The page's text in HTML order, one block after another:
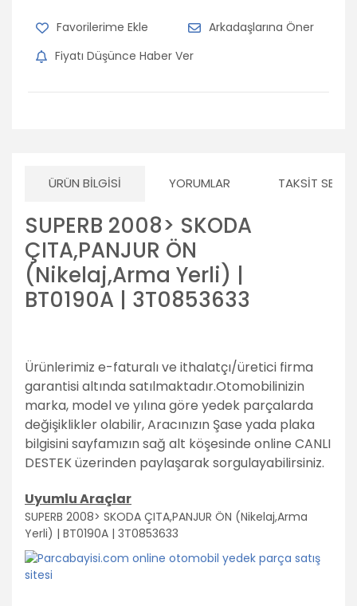
Arkadaşlarına Öner
Fiyatı Düşünce Haber Ver
ÜRÜN BILGISI YORUMLAR TAKSIT
SUPERB 2008> SKODA
ÇITA,PANJUR ÖN
(Nikelaj,Arma Yerli) |
BT0190A | 3T0853633
Ürünlerimiz e-faturalı ve ithalatçı/üretici firma
garantisi altında satılmaktadır.Otomobilinizin
marka, model ve yılına göre yedek parçalarda
değişiklikler olabilir,Aracınızın Şase yada plaka
bilgisini sayfamızın sağ alt köşesinde online CANLI
DESTEK üzerinden paylaşarak sorgulayabilirsiniz.
Uyumlu Araçlar
SUPERB 2008> SKODA ÇITA,PANJUR ÖN (Nikelaj,Arma
Yerli) | BT0190A | 3T0853633